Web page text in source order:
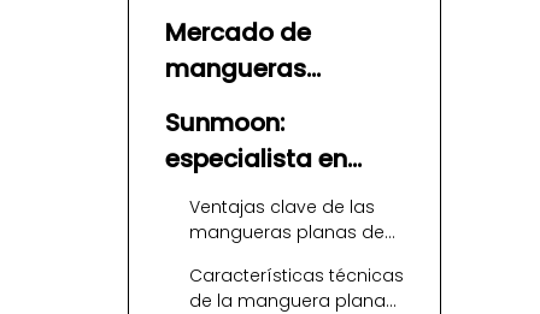
aire comprimido
Mercado de
mangueras
Azerbaiyán
Sunmoon:
especialista en
mangueras planas
de TPU impulsado
por ingeniería
Ventajas clave de las
mangueras planas de
Características técnicas
de la manguera plana